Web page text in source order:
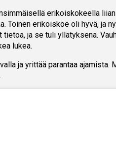
erikoiskokeella
Toinen erikoiskoe oli hyvä, ja
ja se tuli yllätyksenä.
lukea.
ja yrittää parantaa ajamista.